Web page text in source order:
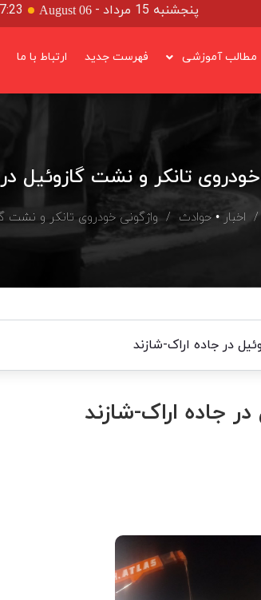
پنجشنبه 15 مرداد -
August 06
7:23
مطالب آموزشی فهرست جدید ارتباط با ما
تانکر و نشت گازوئیل
/ اخبار •حوادث / واژگونی خودروی تانکر و نشت
در جاده اراک-شازند
جاده اراک-شازند